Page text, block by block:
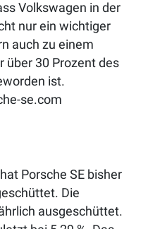
Volkswagen in der
nur ein wichtiger
auch zu einem
über 30 Prozent des
ist.
se.com
Porsche SE bisher
Die
ausgeschüttet.